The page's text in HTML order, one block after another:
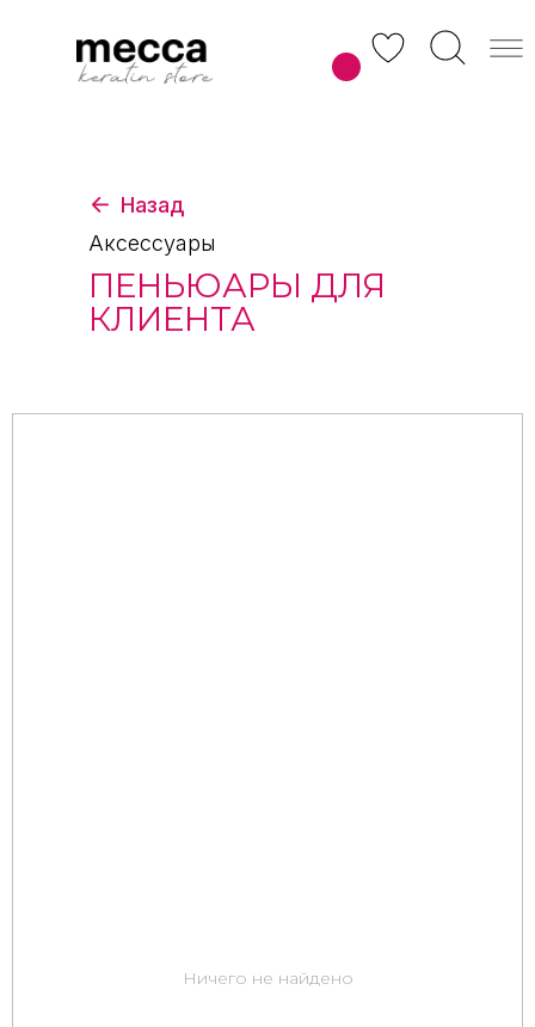
Главная / Каталог / Аксессуары Пеньюары для клиента
ПЕНЬЮАРЫ ДЛЯ
КЛИЕНТА
Аксессуары
Назад
Ничего не найдено